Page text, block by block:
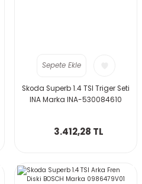
Sepete Ekle
Skoda Superb 1.4 TSI Triger Seti
INA Marka INA-530084610
3.412,28 TL